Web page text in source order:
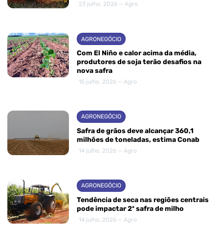
23 julho, 2026 — Agro
AGRONEGÓCIO
Com El Niño e calor acima da média,
produtores de soja terão desafios na
nova safra
15 julho, 2026 — Agro
AGRONEGÓCIO
Safra de grãos deve alcançar 360,1
milhões de toneladas, estima Conab
14 julho, 2026 — Agro
AGRONEGÓCIO
Tendência de seca nas regiões centrais
pode impactar 2ª safra de milho
14 julho, 2026 — Agro